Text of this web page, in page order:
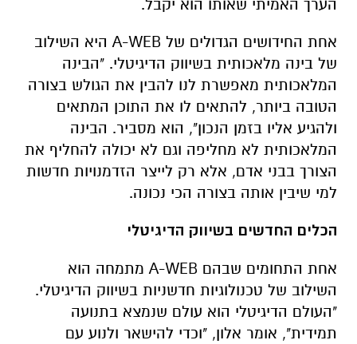
הערך האמיתי שאותו הוא יקבל.
אחת החידושים הגדולים של A-WEB היא השילוב
של בינה מלאכותית בשיווק הדיגיטלי. "הבינה
המלאכותית מאפשרת לנו להבין את הגולש בצורה
הטובה ביותר, להתאים לו את התוכן המתאים
ולהגיע אליו בזמן הנכון", הוא מסביר. הבינה
המלאכותית לא מחליפה וגם לא יכולה להחליף את
הצורך בבני אדם, אלא רק לייצר הזדמנויות חדשות
למי שיבין אותה בצורה הכי נכונה.
הכלים החדשים בשיווק הדיגיטלי
אחת התחומים שבהם A-WEB מתמחה הוא
השילוב של טכנולוגיות חדשניות בשיווק הדיגיטלי.
"העולם הדיגיטלי הוא עולם שנמצא בתנועה
תמידית", אומר אלון, "וכדי להישאר ולנוע עם